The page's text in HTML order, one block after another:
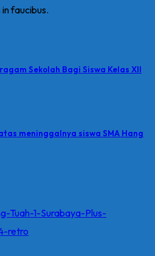
faucibus.
Sekolah Bagi Siswa Kelas XII
meninggalnya siswa SMA Hang